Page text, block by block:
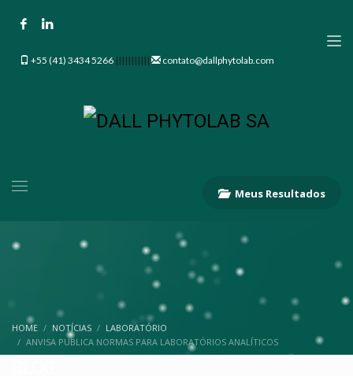
+55 (41) 3434 5266 ||||||||||| contato@dallphytolab.com
Meus Resultados
HOME NOTÍCIAS
LABORATÓRIO
ANVISA PUBLICA NORMAS PARA LABORATÓRIOS ANALÍTICOS